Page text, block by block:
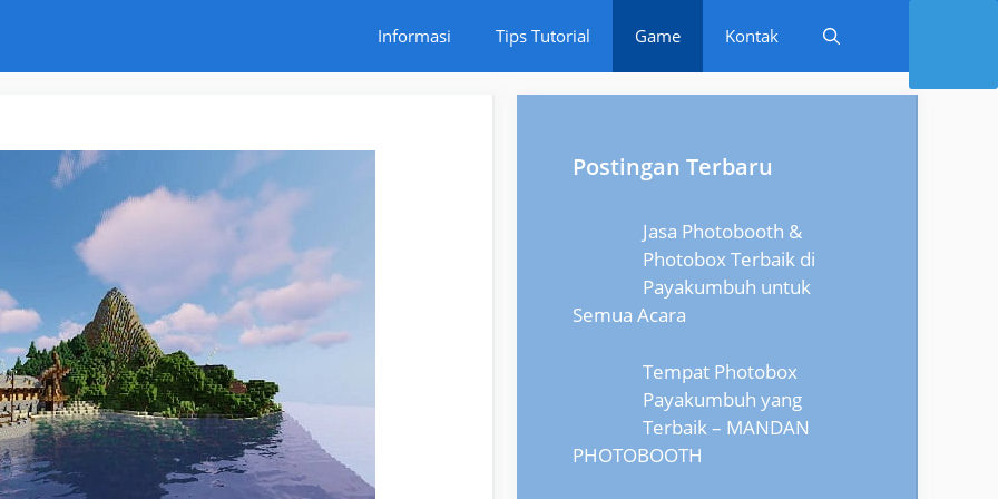
Informasi Tips Tutorial Game Kontak
Postingan Terbaru
Jasa Photobooth &
Photobox Terbaik di
Payakumbuh untuk
Semua Acara
Tempat Photobox
Payakumbuh yang
Terbaik – MANDAN
PHOTOBOOTH